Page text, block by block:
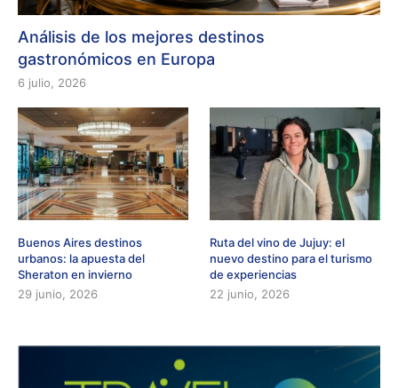
Análisis de los mejores destinos
gastronómicos en Europa
6 julio, 2026
Buenos Aires destinos
urbanos: la apuesta del
Sheraton en invierno
29 junio, 2026
Ruta del vino de Jujuy: el
nuevo destino para el turismo
de experiencias
22 junio, 2026